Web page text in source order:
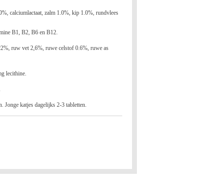
calciumlactaat, zalm 1.0%, kip 1.0%, rundvlees
B1, B2, B6 en B12.
ruw vet 2,6%, ruwe celstof 0.6%, ruwe as
lecithine.
Jonge katjes dagelijks 2-3 tabletten.